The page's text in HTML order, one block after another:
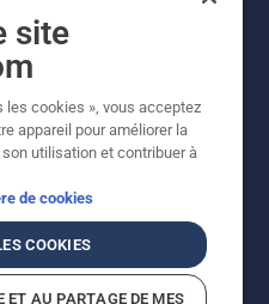
droits réservés. Les prix
conseillés. Photos non
indiqués sont des prix de
achat direct.
relative aux cookies
Avis de confidentialité
site
les cookies », vous acceptez
appareil pour améliorer la
utilisation et contribuer à
de cookies
COOKIES
ET AU PARTAGE DE MES